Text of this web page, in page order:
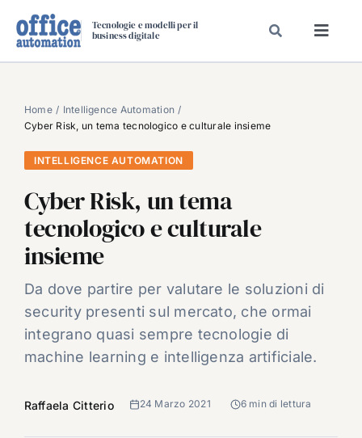
Tecnologie e modelli per il
business digitale
SPECIAL PAPER
TAVOLE ROTONDE DI REDAZIONE
DAL MERCATO
CARRIERE
VIDEO
EVENTI
CHI SIAMO
Home
Intelligence Automation
Cyber Risk, un tema tecnologico e culturale insieme
INTELLIGENCE AUTOMATION
Cyber Risk, un tema
tecnologico e culturale
insieme
Da dove partire per valutare le soluzioni di
security presenti sul mercato, che ormai
integrano quasi sempre tecnologie di
machine learning e intelligenza artificiale.
Raffaela Citterio 24 Marzo 2021 6 min di lettura